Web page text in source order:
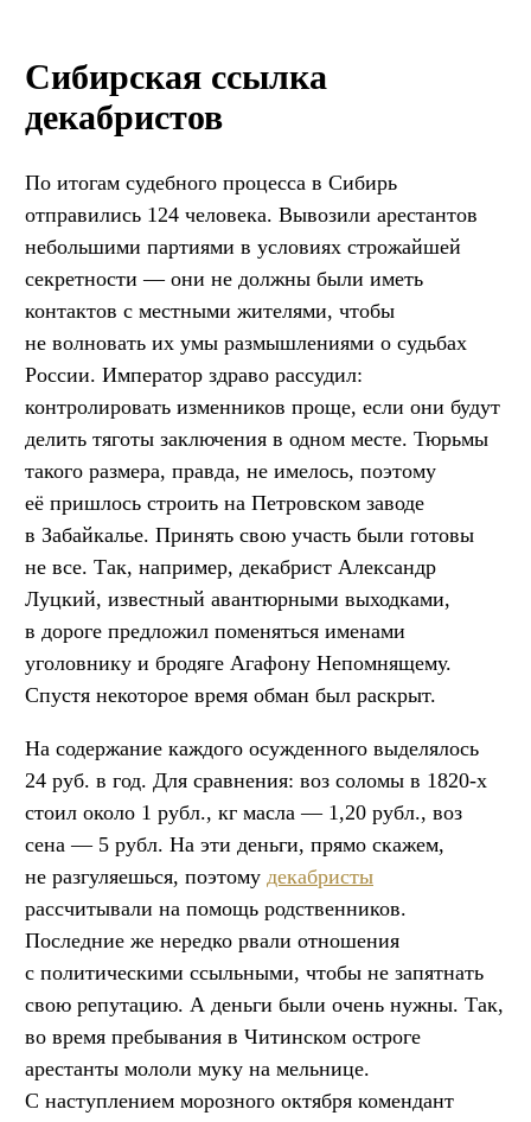
Сибирская ссылка
декабристов
По итогам судебного процесса в Сибирь
отправились 124 человека. Вывозили арестантов
небольшими партиями в условиях строжайшей
секретности — они не должны были иметь
контактов с местными жителями, чтобы
не волновать их умы размышлениями о судьбах
России. Император здраво рассудил:
контролировать изменников проще, если они будут
делить тяготы заключения в одном месте. Тюрьмы
такого размера, правда, не имелось, поэтому
её пришлось строить на Петровском заводе
в Забайкалье. Принять свою участь были готовы
не все. Так, например, декабрист Александр
Луцкий, известный авантюрными выходками,
в дороге предложил поменяться именами
уголовнику и бродяге Агафону Непомнящему.
Спустя некоторое время обман был раскрыт.
На содержание каждого осужденного выделялось
24 руб. в год. Для сравнения: воз соломы в 1820-х
стоил около 1 рубл., кг масла — 1,20 рубл., воз
сена — 5 рубл. На эти деньги, прямо скажем,
не разгуляешься, поэтому декабристы
рассчитывали на помощь родственников.
Последние же нередко рвали отношения
с политическими ссыльными, чтобы не запятнать
свою репутацию. А деньги были очень нужны. Так,
во время пребывания в Читинском остроге
арестанты мололи муку на мельнице.
С наступлением морозного октября комендант